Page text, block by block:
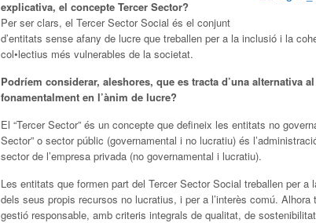
explicativa, el concepte Tercer Sector?
Per ser clars, el Tercer Sector Social és el conjunt
d’entitats sense afany de lucre que treballen per a la inclusió i la
col•lectius més vulnerables de la societat.
Podríem considerar, aleshores, que es tracta d’una alternativa
fonamentalment en l’ànim de lucre?
El “Tercer Sector” és un concepte que defineix les entitats no
Sector” o sector públic (governamental i no lucratiu) és
sector de l’empresa privada (no governamental i lucratiu).
Les entitats que formen part del Tercer Sector Social treballen per
dels seus propis recursos no lucratius, i per a l’interès comú. Alhora
gestió responsable, amb criteris integrals de qualitat, de